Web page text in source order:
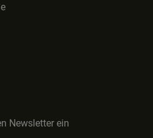
Newsletter ein